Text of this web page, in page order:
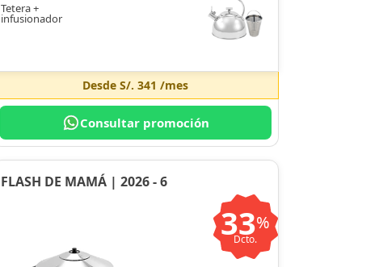
Tetera +
infusionador
DesdeS/. 341 /mes
Consultar promoción
FLASH DE MAMÁ | 2026 - 6
33%
Dcto.